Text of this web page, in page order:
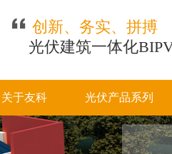
创新、务实、拼搏
光伏建筑一体化
关于友科 光伏产品系列